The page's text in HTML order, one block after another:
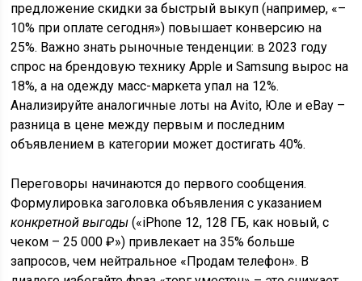
предложение скидки за быстрый выкуп (например, «–
10% при оплате сегодня») повышает конверсию на
25%. Важно знать рыночные тенденции: в 2023 году
спрос на брендовую технику Apple и Samsung вырос на
18%, а на одежду масс-маркета упал на 12%.
Анализируйте аналогичные лоты на Avito, Юле и eBay –
разница в цене между первым и последним
объявлением в категории может достигать 40%.
Переговоры начинаются до первого сообщения.
Формулировка заголовка объявления с указанием
конкретной выгоды («iPhone 12, 128 ГБ, как новый, с
чеком – 25 000 ₽») привлекает на 35% больше
запросов, чем нейтральное «Продам телефон». В